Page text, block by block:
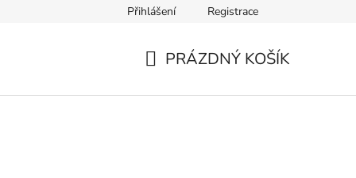
Přihlášení Registrace
PRÁZDNÝ KOŠÍK